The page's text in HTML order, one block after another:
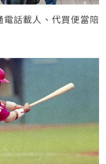
話載人、代買便當陪